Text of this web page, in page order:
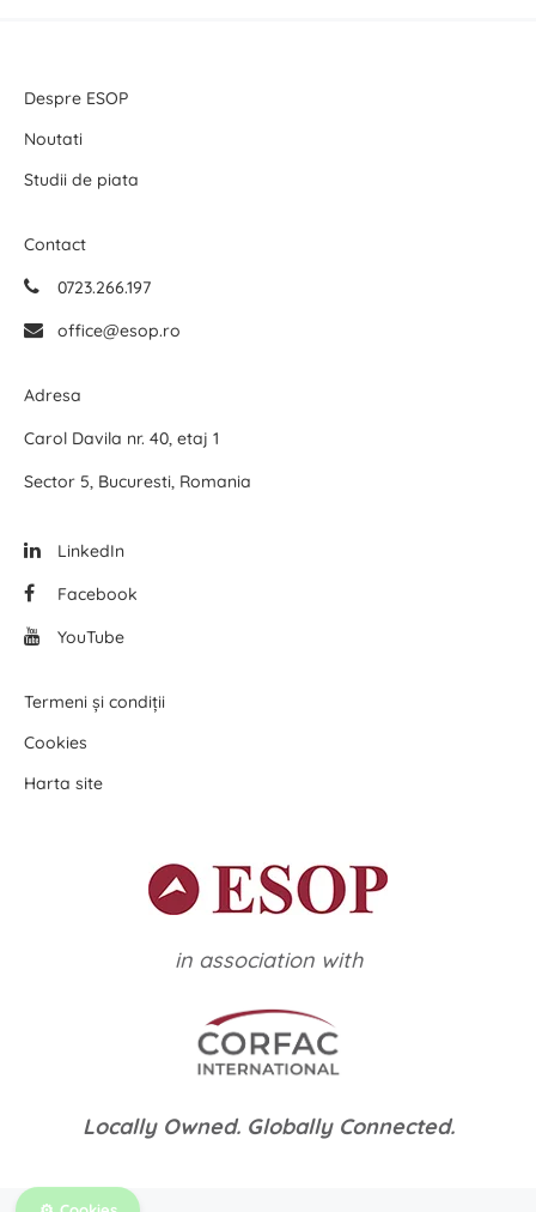
Despre ESOP
Noutati
Studii de piata
Contact
0723.266.197
office@esop.ro
Adresa
Carol Davila nr. 40, etaj 1
Sector 5, Bucuresti, Romania
LinkedIn
Facebook
YouTube
Termeni și condiții
Cookies
Harta site
in association with
Locally Owned. Globally Connected.